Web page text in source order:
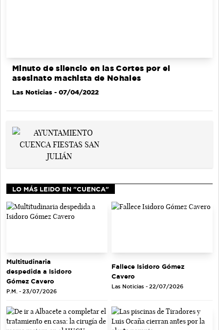
Minuto de silencio en las Cortes por el
asesinato machista de Nohales
Las Noticias - 07/04/2022
LO MÁS LEIDO EN "CUENCA"
Multitudinaria
despedida a Isidoro
Gómez Cavero
P.M. - 23/07/2026
Fallece Isidoro Gómez
Cavero
Las Noticias - 22/07/2026